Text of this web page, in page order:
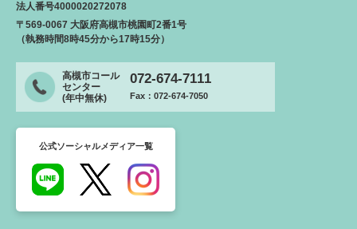
法人番号4000020272078
〒569-0067 大阪府高槻市桃園町2番1号
（執務時間8時45分から17時15分）
高槻市コール
センター
(年中無休)
072-674-7111
Fax：072-674-7050
公式ソーシャルメディア一覧